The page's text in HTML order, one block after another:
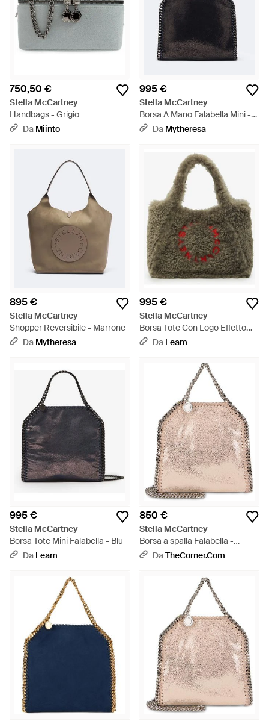
750,50 €
Stella McCartney
Handbags - Grigio
Da Miinto
995 €
Stella McCartney
Borsa A Mano Falabella Mini -
NeroDa Mytheresa
895 €
Stella McCartney
Shopper Reversibile - Marrone
Da Mytheresa
995 €
Stella McCartney
Borsa Tote Con Logo Effetto
Teddy - Grigio
Da Leam
995 €
Stella McCartney
Borsa Tote Mini Falabella - Blu
Da Leam
850 €
Stella McCartney
Borsa a spalla Falabella -
Neutro
DaTheCorner.com